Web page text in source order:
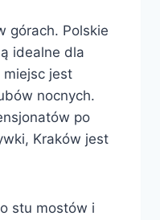
górach. Polskie
idealne dla
miejsc jest
nocnych.
po
Kraków jest
stu mostów i